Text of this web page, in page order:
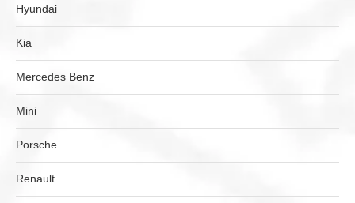
Hyundai
Kia
Mercedes Benz
Mini
Porsche
Renault